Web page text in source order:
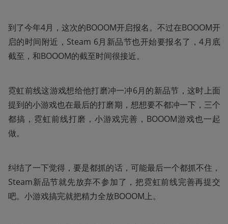
到了今年4月，这次的BOOOM开启报名。不过在BOOOM开
启的时间附近，Steam 6月新品节也开始要报名了，4月底
截至，和BOOOM的截至时间很接近。
霓虹前线这游戏想给他打磨冲一冲6月的新品节，这时上面
提到的小游戏也在最后的打磨期，想想要不都冲一下，三个
都搞，霓虹前线打磨，小游戏完善，BOOOM游戏也一起
做。
纠结了一下觉得，要是都抓的话，可能最后一个都抓不住，
Steam新品节就先放弃不参加了，把霓虹前线完善再提交
吧。小游戏搞完就把精力全放BOOOM上。